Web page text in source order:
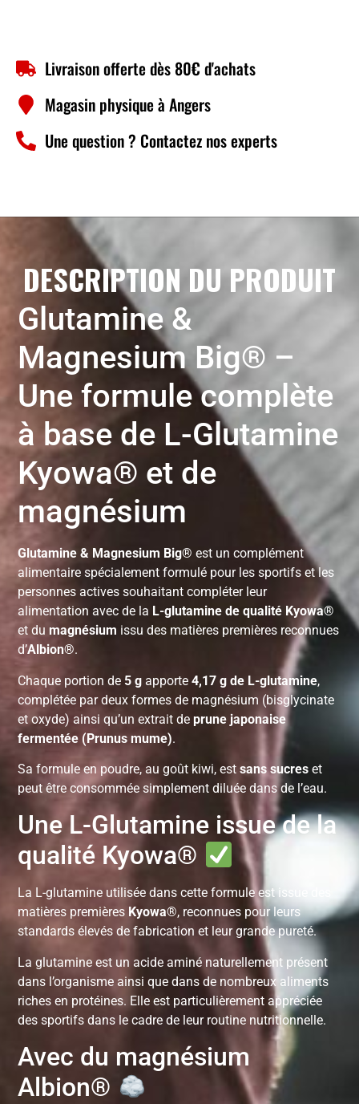
Livraison offerte dès 80€ d'achats
Magasin physique à Angers
Une question ? Contactez nos experts
DESCRIPTION DU PRODUIT
Glutamine &
Magnesium Big® –
Une formule complète
à base de L-Glutamine
Kyowa® et de
magnésium
Glutamine & Magnesium Big® est un complément
alimentaire spécialement formulé pour les sportifs et les
personnes actives souhaitant compléter leur
alimentation avec de la L-glutamine de qualité Kyowa®
et du magnésium issu des matières premières reconnues
d’Albion®.
Chaque portion de 5 g apporte4,17 g de L-glutamine,
complétée par deux formes de magnésium (bisglycinate
et oxyde) ainsi qu’un extrait deprune japonaise
fermentée (Prunus mume).
Sa formule en poudre, au goût kiwi, estsans sucres et
peut être consommée simplement diluée dans de l’eau.
Une L-Glutamine issue de la
qualité Kyowa®
La L-glutamine utilisée dans cette formule est issue des
matières premières Kyowa®, reconnues pour leurs
standards élevés de fabrication et leur grande pureté.
La glutamine est un acide aminé naturellement présent
dans l’organisme ainsi que dans de nombreux aliments
riches en protéines. Elle est particulièrement appréciée
des sportifs dans le cadre de leur routine nutritionnelle.
Avec du magnésium
Albion®